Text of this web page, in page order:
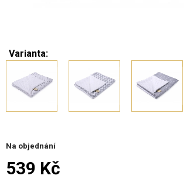
Varianta:
Na objednání
539 Kč